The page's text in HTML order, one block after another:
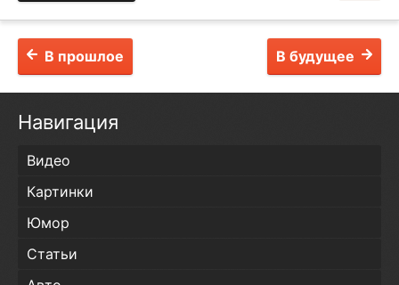
В будущее
В прошлое
Навигация
Видео
Картинки
Юмор
Статьи